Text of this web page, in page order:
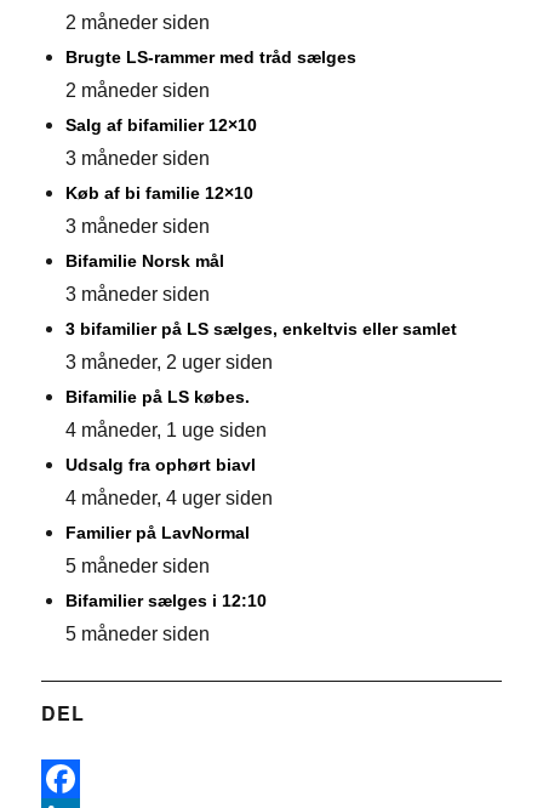
2 måneder siden
Brugte LS-rammer med tråd sælges
2 måneder siden
Salg af bifamilier 12×10
3 måneder siden
Køb af bi familie 12×10
3 måneder siden
Bifamilie Norsk mål
3 måneder siden
3 bifamilier på LS sælges, enkeltvis eller samlet
3 måneder, 2 uger siden
Bifamilie på LS købes.
4 måneder, 1 uge siden
Udsalg fra ophørt biavl
4 måneder, 4 uger siden
Familier på LavNormal
5 måneder siden
Bifamilier sælges i 12:10
5 måneder siden
DEL